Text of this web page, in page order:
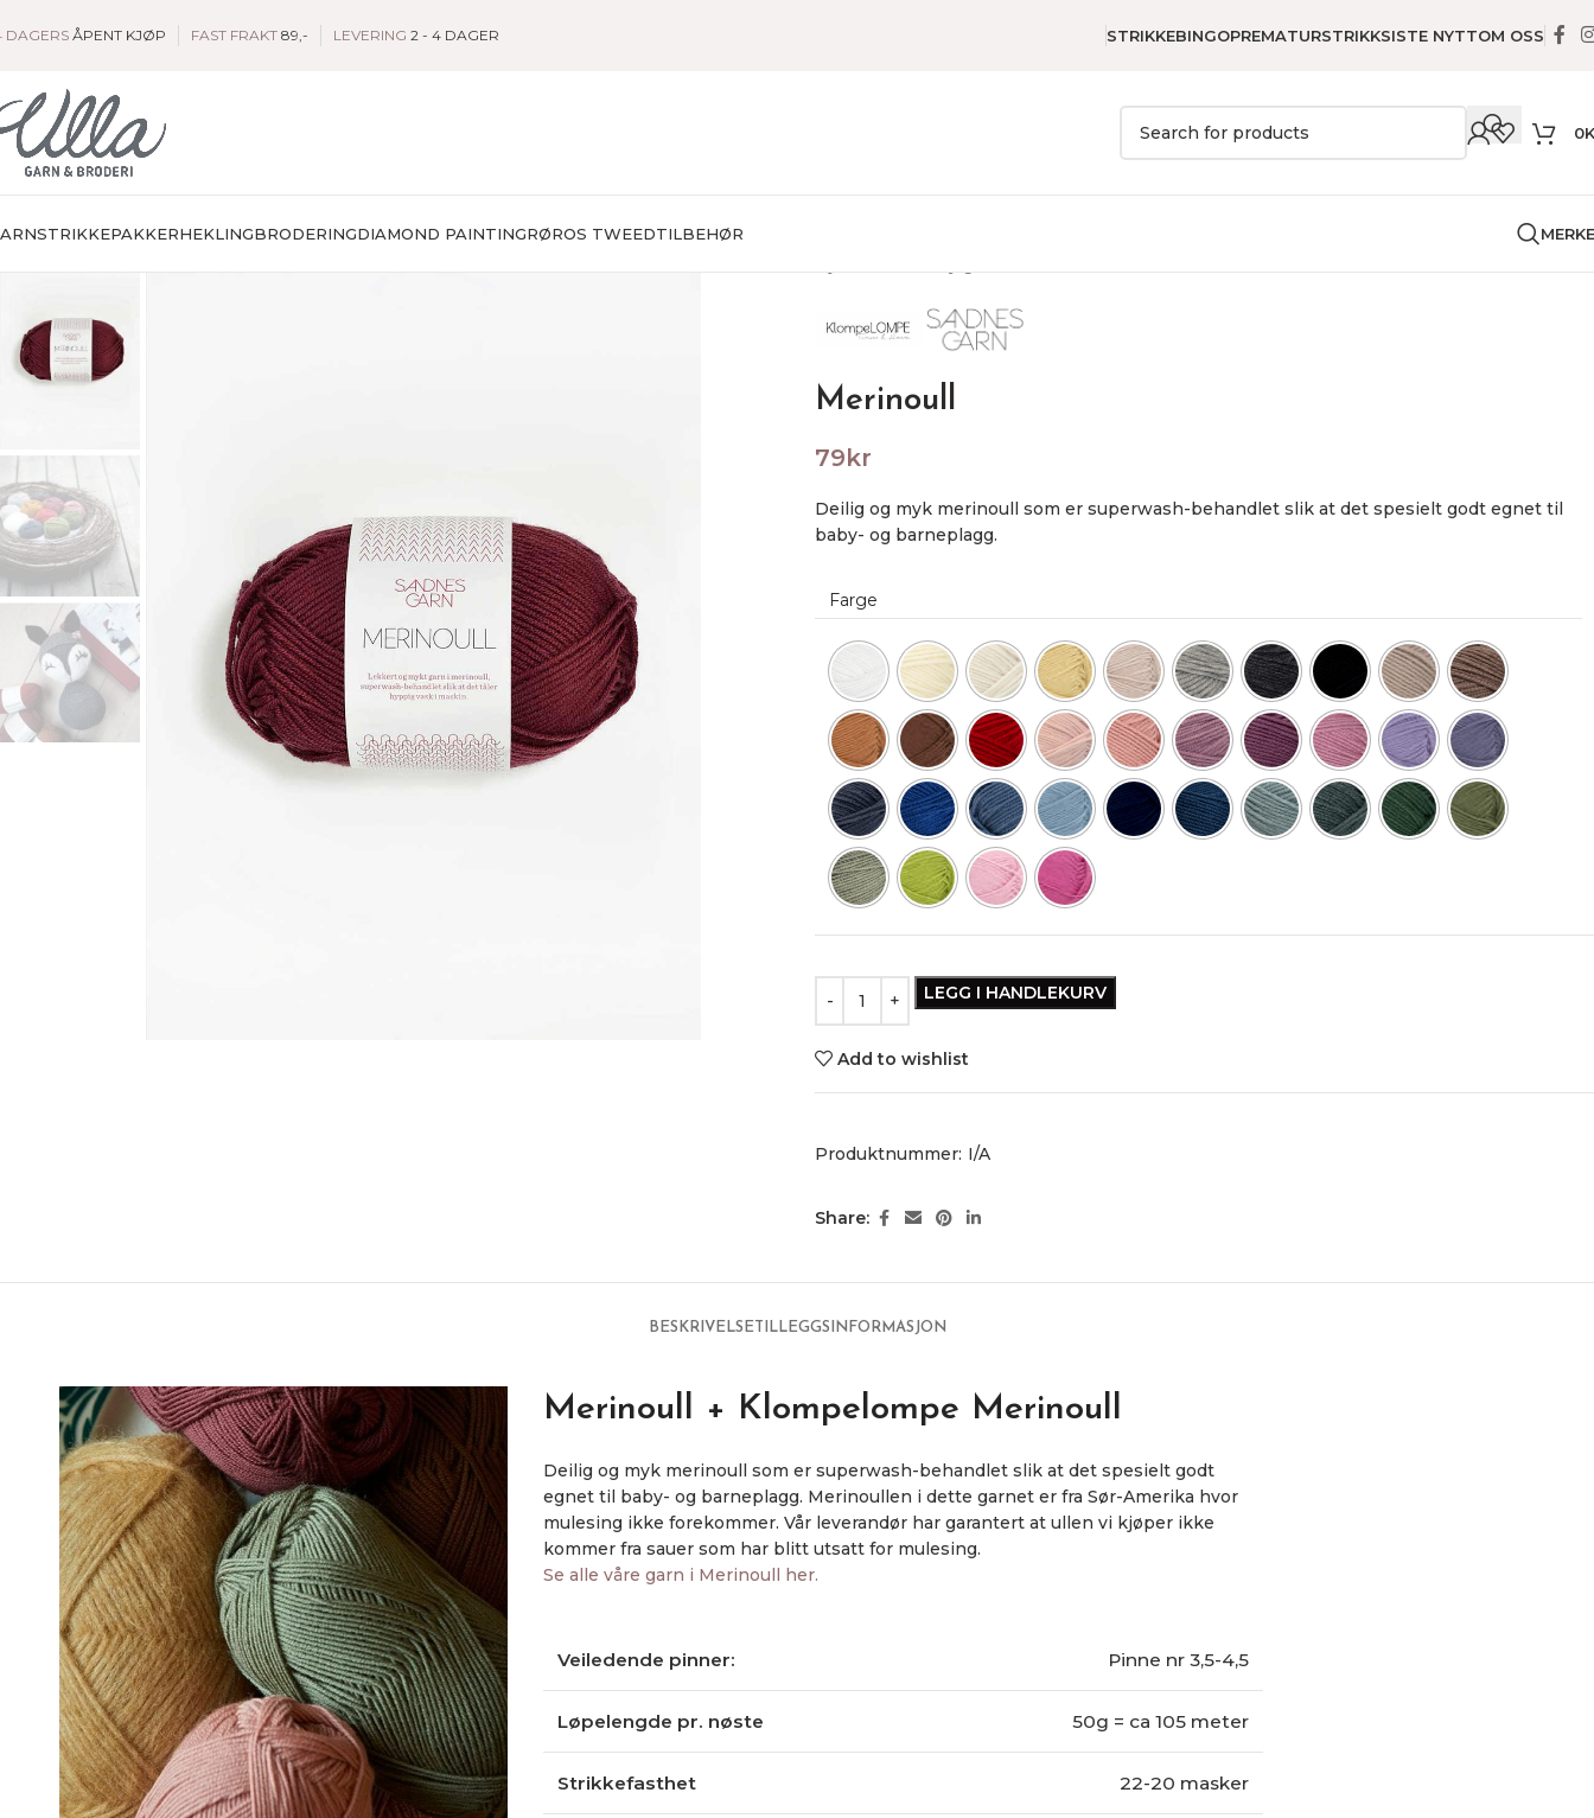
DAGERS ÅPENT KJØP FAST FRAKT 89,- LEVERING 2 - 4 DAGER STRIKKEBINGOPREMATURSTRIKKSISTE NYTTOM OSS
0
STRIKKEPAKKERHEKLINGBRODERINGDIAMOND PAINTINGRØROS TWEEDTILBEHØR
Merinoull
79kr
Deilig og myk merinoull som er superwash-behandlet slik at det spesielt godt egnet til
baby- og barneplagg.
Farge
LEGG I HANDLEKURV
Add to wishlist
Produktnummer: I/A
Share:
BESKRIVELSETILLEGGSINFORMASJON
Merinoull + Klompelompe Merinoull
Deilig og myk merinoull som er superwash-behandlet slik at det spesielt godt
egnet til baby- og barneplagg. Merinoullen i dette garnet er fra Sør-Amerika hvor
mulesing ikke forekommer. Vår leverandør har garantert at ullen vi kjøper ikke
kommer fra sauer som har blitt utsatt for mulesing.
Se alle våre garn i Merinoull her.
Veiledende pinner: Pinne nr 3,5-4,5
Løpelengde pr. nøste 50g = ca 105 meter
Strikkefasthet 22-20 masker